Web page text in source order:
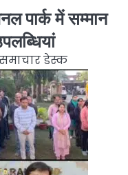
पार्क में सम्मान
डेस्क